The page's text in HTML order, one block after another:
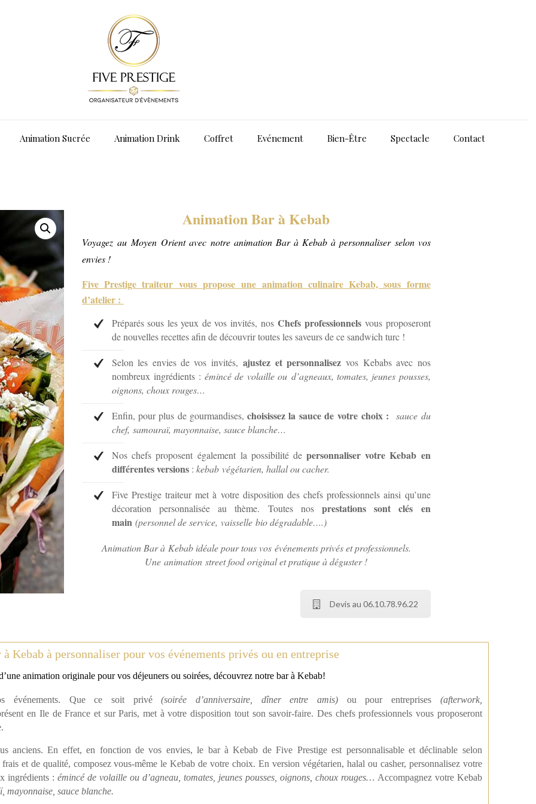
Animation Sucrée Animation Drink Coffret Evénement Bien-Être Spectacle Contact
Animation Bar à Kebab
Voyagezau Moyen Orient avec notre animation Bar à Kebab à personnaliser selon vos
envies !
Five Prestige traiteur vous proposeune animation culinaire Kebab, sous forme
d’atelier :
Préparés sous les yeux de vos invités, nosChefs professionnelsvous proposeront
de nouvelles recettes afin de découvrir toutes les saveurs de ce sandwich turc !
Selon les envies de vos invités,ajustez et personnalisezvos Kebabs avec nos
nombreux ingrédients : émincé de volaille ou d’agneaux, tomates, jeunes pousses,
oignons, choux rouges…
Enfin, pour plus de gourmandises,choisissez la sauce de votre choix :
sauce du
chef, samouraï, mayonnaise, sauce blanche…
Nos chefs proposent également la possibilité depersonnaliser votre Kebab en
différentes versions: kebab végétarien, hallal ou cacher.
Five Prestige traiteur met à votre disposition des chefs professionnels ainsi qu’une
décoration personnalisée au thème. Toutes nosprestations sont clés en
main (personnel de service, vaissellebio dégradable….)
Animation Bar à Kebab idéale pour tous vos événements privés et professionnels.
Une animation street food original et pratique à déguster !
Devis au 06.10.78.96.22
Kebab à personnaliser pour vos événements privés ou en entreprise
animation originale pour vos déjeuners ou soirées, découvrez notre bar à Kebab!
événements. Que ce soit privé(soirée d’anniversaire , dîner entre amis) ou pour entreprises (afterwork,
en Ile de France et sur Paris, met à votre disposition tout son savoir-faire. Des chefs professionnels vous proposeront
anciens. En effet, en fonction de vos envies, le bar à Kebab de Five Prestige est personnalisable et déclinable selon
et de qualité, composez vous-même le Kebab de votre choix. En versionvégétarien, halal ou casher, personnalisez votre
ingrédients :émincé de volaille ou d’agneau, tomates, jeunes pousses, oignons, choux rouges… Accompagnez votre Kebab
mayonnaise, sauce blanche.